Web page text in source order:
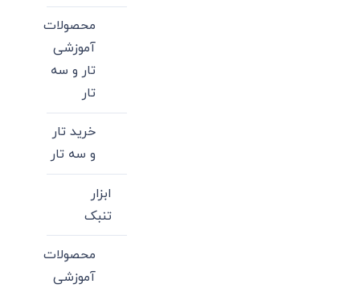
محصولات
آموزشی
تار و سه
تار
خرید تار
و سه تار
ابزار
تنبک
محصولات
آموزشی